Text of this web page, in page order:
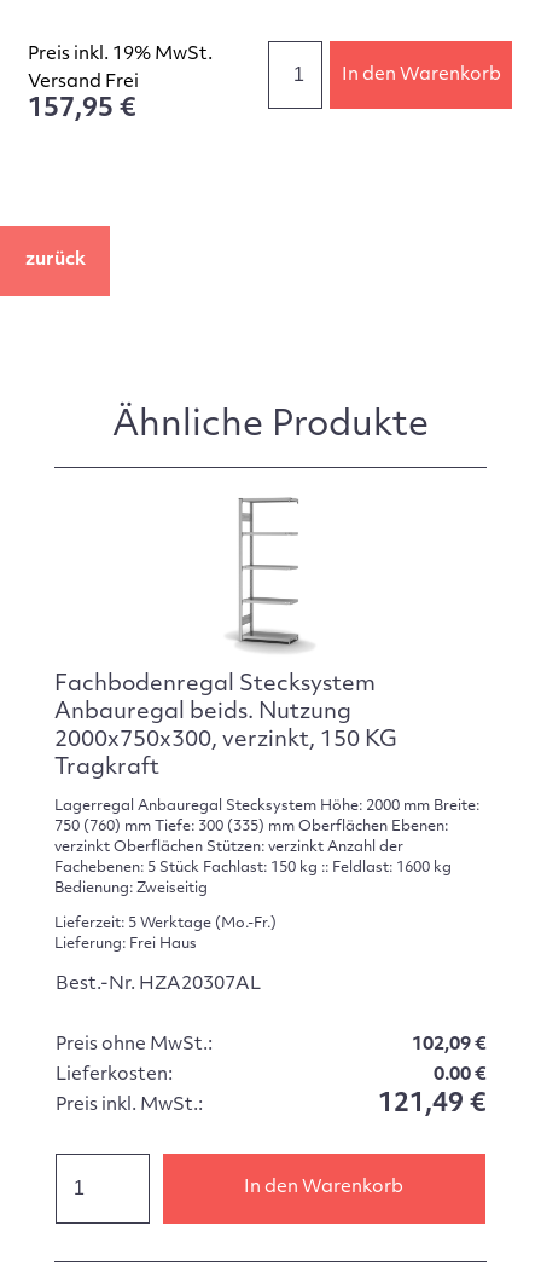
Preis inkl. 19% MwSt.
Versand Frei
157,95 €
In den Warenkorb
zurück
Ähnliche Produkte
Fachbodenregal Stecksystem
Anbauregal beids. Nutzung
2000x750x300, verzinkt, 150 KG
Tragkraft
Lagerregal Anbauregal Stecksystem Höhe: 2000 mm Breite:
750 (760) mm Tiefe: 300 (335) mm Oberflächen Ebenen:
verzinkt Oberflächen Stützen: verzinkt Anzahl der
Fachebenen: 5 Stück Fachlast: 150 kg :: Feldlast: 1600 kg
Bedienung: Zweiseitig
Lieferzeit: 5 Werktage (Mo.-Fr.)
Lieferung: Frei Haus
Best.-Nr. HZA20307AL
Preis ohne MwSt.:
102,09 €
Lieferkosten:
0.00 €
Preis inkl. MwSt.:
121,49 €
In den Warenkorb